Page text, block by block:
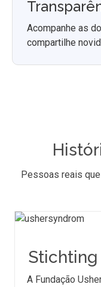
Acompanhe as
compartilhe
Pessoas reais
A Fundação